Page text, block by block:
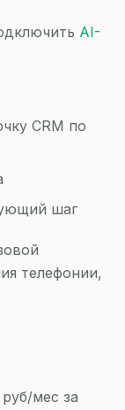
AI-
CRM по
шаг
телефонии,
мес за